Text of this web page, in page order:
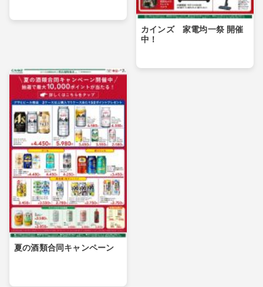
カインズ 家電均一祭 開催
中！
夏の酒類合同キャンペーン